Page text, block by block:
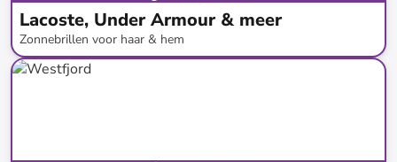
Lacoste, Under Armour & meer
Zonnebrillen voor haar & hem
tot-79%*